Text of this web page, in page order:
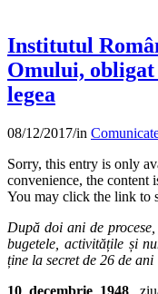
Institutul
Omului, obligat
legea
08/12/2017/in
Sorry, this entry is only
convenience, the content
You may click the link to
După doi ani de
bugetele, activitățile și
ține la secret de 26 de ani